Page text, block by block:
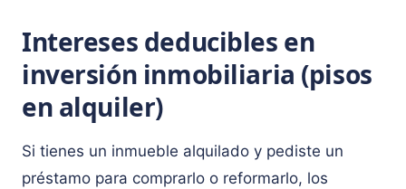
Intereses deducibles en
inversión inmobiliaria (pisos
en alquiler)
Si tienes un inmueble alquilado y pediste un
préstamo para comprarlo o reformarlo, los